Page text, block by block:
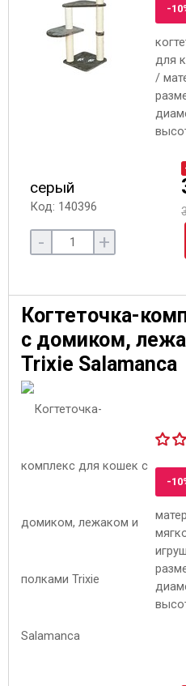
-
для
/
серый
Код: 140396
- +
Когтеточка-
с домиком,
Trixie Salamanca
-